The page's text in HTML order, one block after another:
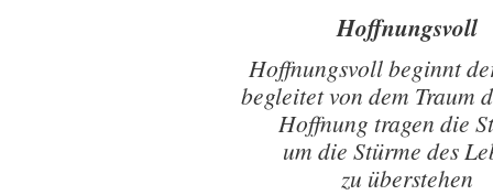
Hoffnungsvoll
Hoffnungsvoll beginnt
begleitet von dem Traum
Hoffnung tragen die
um die Stürme des
zu überstehen